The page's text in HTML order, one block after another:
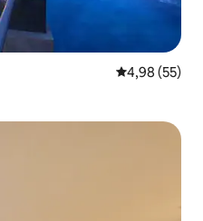
Gemiddelde
4,98 (55)